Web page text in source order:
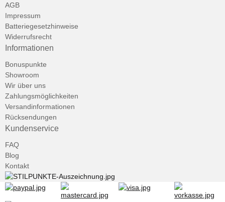
AGB
Impressum
Batteriegesetzhinweise
Widerrufsrecht
Informationen
Bonuspunkte
Showroom
Wir über uns
Zahlungsmöglichkeiten
Versandinformationen
Rücksendungen
Kundenservice
FAQ
Blog
Kontakt